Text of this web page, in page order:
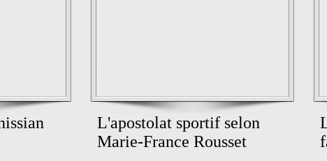
L'apostolat sportif selon
Marie-France Rousset